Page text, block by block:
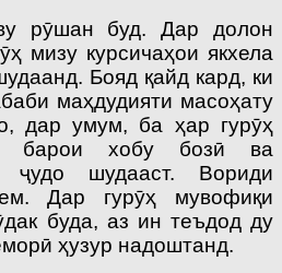
рӯшан буд. Дар долон
мизу курсичаҳои якхела
Бояд қайд кард, ки
маҳдудияти масоҳату
дар умум, ба ҳар гурӯҳ
барои хобу бозӣ ва
ҷудо шудааст. Вориди
Дар гурӯҳ мувофиқи
буда, аз ин теъдод ду
ҳузур надоштанд.